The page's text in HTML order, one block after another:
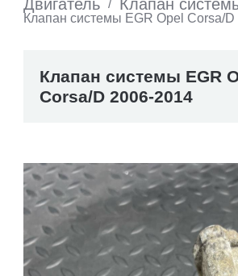
Двигатель / Клапан
Клапан системы EGR Opel Corsa/
Клапан системы EGR
Corsa/D 2006-2014